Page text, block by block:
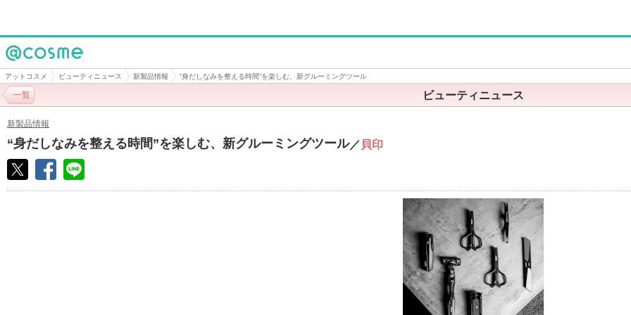
@cosme
アットコスメ ビューティニュース 新製品情報 “身だしなみを整える時間”を楽しむ、新グルーミングツール
ビューティニュース
一覧
新製品情報
“身だしなみを整える時間”を楽しむ、新グルーミングツール／ 貝印